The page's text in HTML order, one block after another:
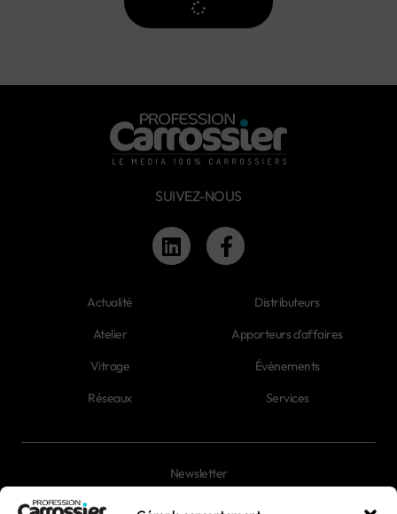
SUIVEZ-NOUS
Actualité
Atelier
Vitrage
Réseaux
Distributeurs
Apporteurs d'affaires
Évènements
Services
Newsletter